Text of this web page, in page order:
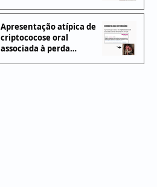
Apresentação atípica de
criptococose oral
associada à perda